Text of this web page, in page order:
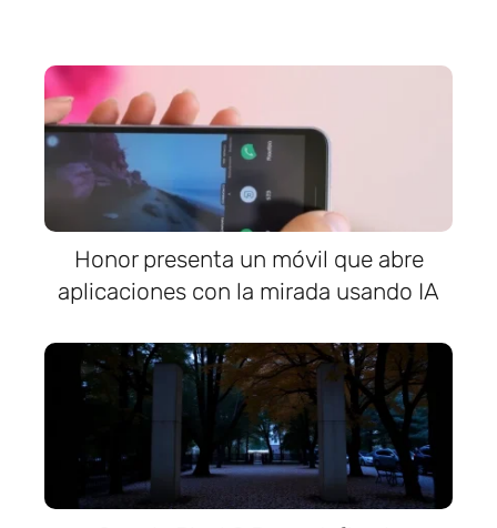
Honor presenta un móvil que abre
aplicaciones con la mirada usando IA